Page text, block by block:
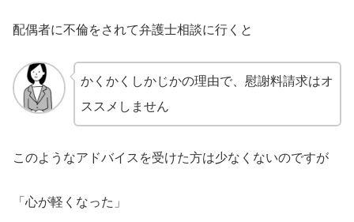
配偶者に不倫をされて弁護士相談に行くと
かくかくしかじかの理由で、慰謝料請求はオ
ススメしません
このようなアドバイスを受けた方は少なくないのですが
「心が軽くなった」